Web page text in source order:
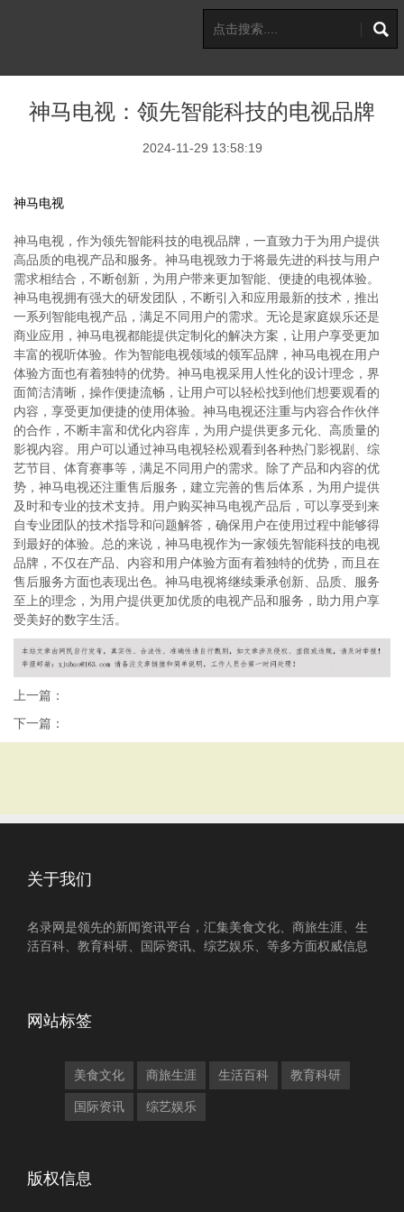
神马电视：领先智能科技的电视品牌
2024-11-29 13:58:19
神马电视
神马电视，作为领先智能科技的电视品牌，一直致力于为用户提供
高品质的电视产品和服务。神马电视致力于将最先进的科技与用户
需求相结合，不断创新，为用户带来更加智能、便捷的电视体验。
神马电视拥有强大的研发团队，不断引入和应用最新的技术，推出
一系列智能电视产品，满足不同用户的需求。无论是家庭娱乐还是
商业应用，神马电视都能提供定制化的解决方案，让用户享受更加
丰富的视听体验。作为智能电视领域的领军品牌，神马电视在用户
体验方面也有着独特的优势。神马电视采用人性化的设计理念，界
面简洁清晰，操作便捷流畅，让用户可以轻松找到他们想要观看的
内容，享受更加便捷的使用体验。神马电视还注重与内容合作伙伴
的合作，不断丰富和优化内容库，为用户提供更多元化、高质量的
影视内容。用户可以通过神马电视轻松观看到各种热门影视剧、综
艺节目、体育赛事等，满足不同用户的需求。除了产品和内容的优
势，神马电视还注重售后服务，建立完善的售后体系，为用户提供
及时和专业的技术支持。用户购买神马电视产品后，可以享受到来
自专业团队的技术指导和问题解答，确保用户在使用过程中能够得
到最好的体验。总的来说，神马电视作为一家领先智能科技的电视
品牌，不仅在产品、内容和用户体验方面有着独特的优势，而且在
售后服务方面也表现出色。神马电视将继续秉承创新、品质、服务
至上的理念，为用户提供更加优质的电视产品和服务，助力用户享
受美好的数字生活。
上一篇：
下一篇：
关于我们
名录网是领先的新闻资讯平台，汇集美食文化、商旅生涯、生
活百科、教育科研、国际资讯、综艺娱乐、等多方面权威信息
网站标签
美食文化 商旅生涯 生活百科 教育科研
国际资讯 综艺娱乐
版权信息